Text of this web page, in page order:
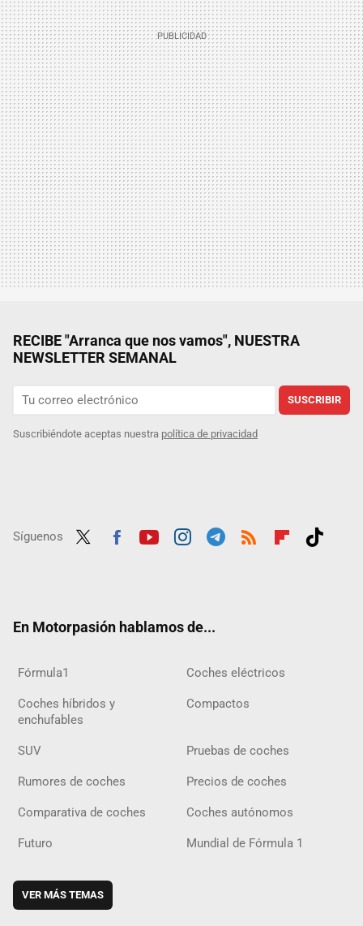
RECIBE "Arranca que nos vamos", NUESTRA
NEWSLETTER SEMANAL
SUSCRIBIR
Suscribiéndote aceptas nuestra política de privacidad
Síguenos
En Motorpasión hablamos de...
Fórmula1 Coches eléctricos
Coches híbridos y
enchufables
Compactos
SUV Pruebas de coches
Rumores de coches Precios de coches
Comparativa de coches Coches autónomos
Futuro Mundial de Fórmula 1
VER MÁS TEMAS